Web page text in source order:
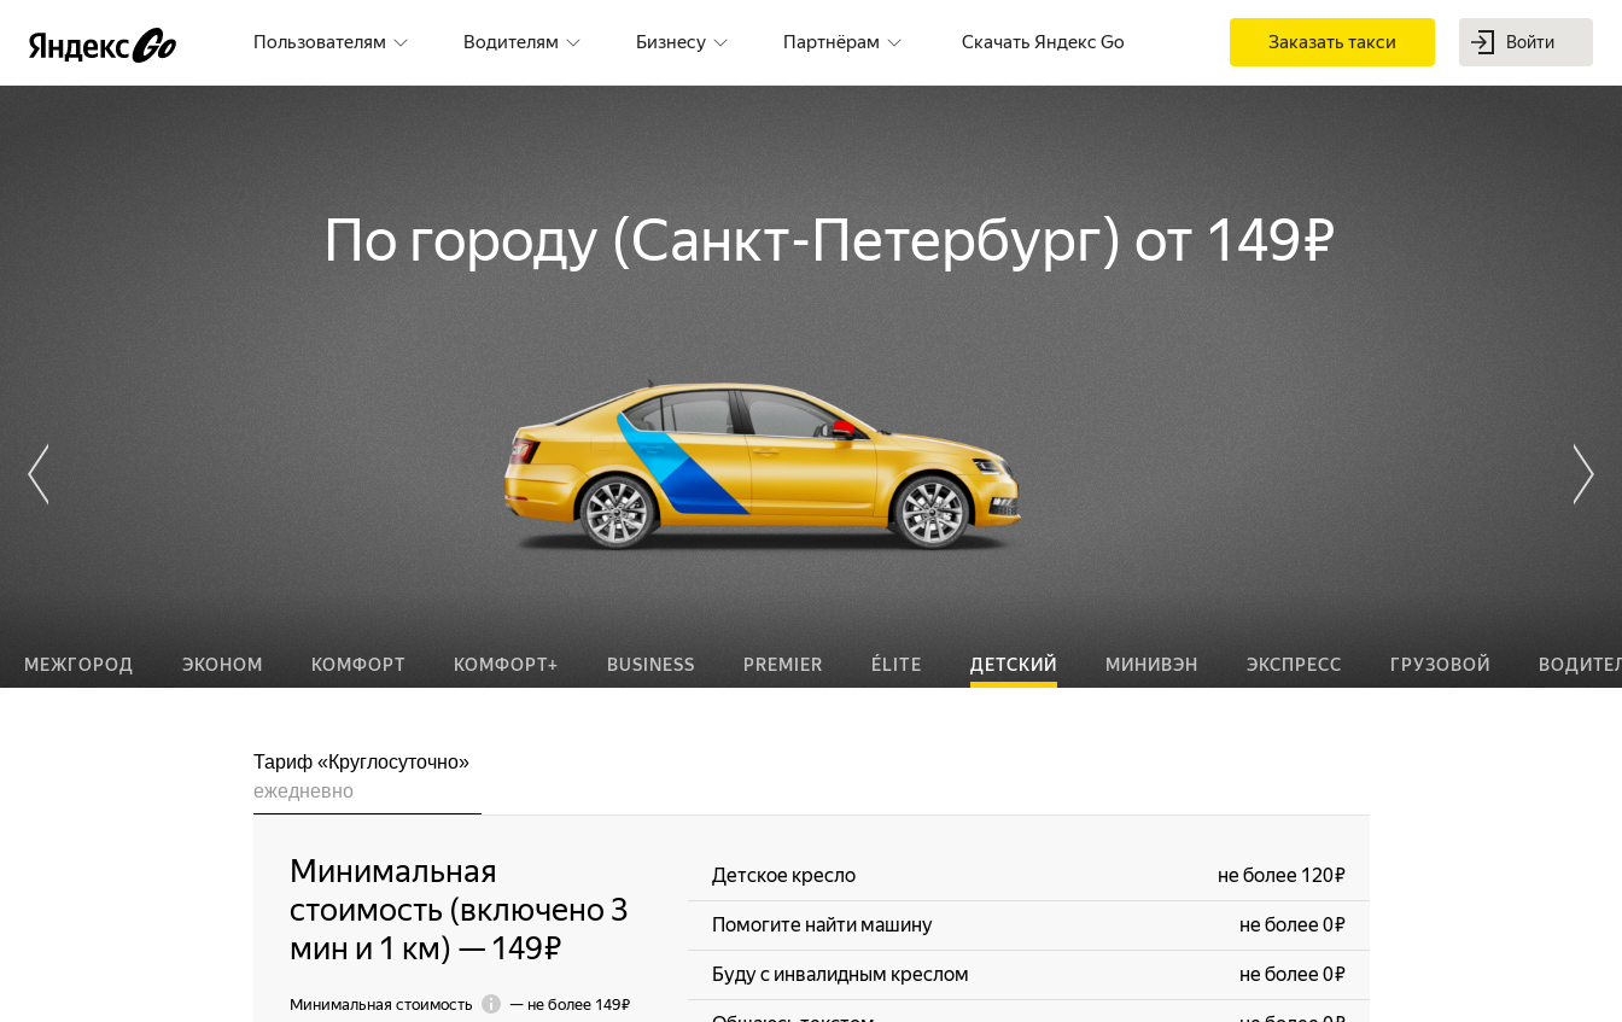
Пользователям Водителям Бизнесу Партнёрам Скачать Яндекс Go Заказать такси Войти
По городу (Санкт-Петербург) от 149 ₽
МЕЖГОРОД ЭКОНОМ КОМФОРТ КОМФОРТ+ BUSINESS PREMIER ÉLITE ДЕТСКИЙ МИНИВЭН ЭКСПРЕСС ГРУЗОВОЙ
Тариф «Круглосуточно»
ежедневно
Минимальная
стоимость (включено 3
мин и 1 км) — 149 ₽
Минимальная стоимость — не более 149 ₽
Детское кресло не более 120 ₽
Помогите найти машину не более 0 ₽
Буду с инвалидным креслом не более 0 ₽